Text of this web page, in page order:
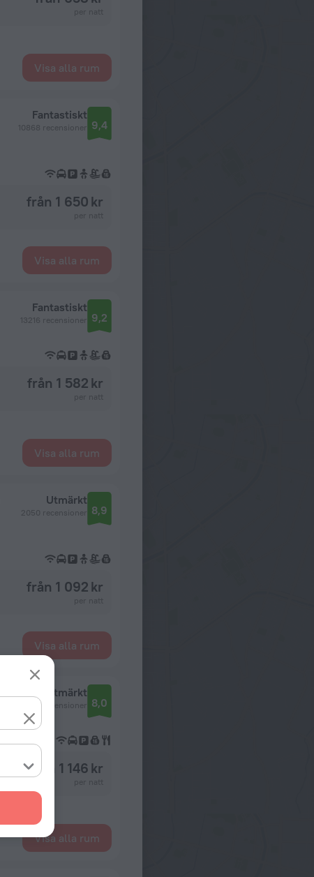
Visa alla rum
Fantastiskt
10868 recensioner 9,4
från 1 650 kr
Visa alla rum
Fantastiskt
13216 recensioner 9,2
från 1 582 kr
Visa alla rum
Utmärkt
2050 recensioner 8,9
från 1 092 kr
Visa alla rum
Utmärkt
3 recensioner 8,0
från 1 146 kr
Visa alla rum